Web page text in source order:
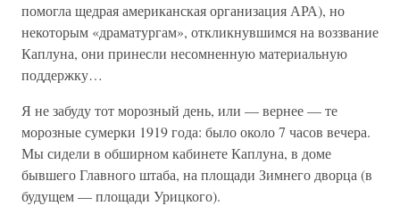
помогла щедрая американская организация АРА), но
некоторым «драматургам», откликнувшимся на воззвание
Каплуна, они принесли несомненную материальную
поддержку…
Я не забуду тот морозный день, или — вернее — те
морозные сумерки 1919 года: было около 7 часов вечера.
Мы сидели в обширном кабинете Каплуна, в доме
бывшего Главного штаба, на площади Зимнего дворца (в
будущем — площади Урицкого).